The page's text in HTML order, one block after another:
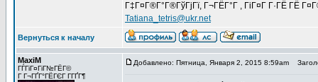
Г‡Г¤Г®Г°Г®ГўГјГї, Г¬ГЁГ°Г , ГіГ¤Г Г·ГЁ ГЁ
Tatiana_tetris@ukr.net
Вернуться к началу
MaxiM
ГЃГіГ¤ГіГ№ГЁГ©
Г Г¬ГҐГ°ГЁГЄГ Г­ГҐГ¶
Добавлено: Пятница, Января 2, 2015 8:59am